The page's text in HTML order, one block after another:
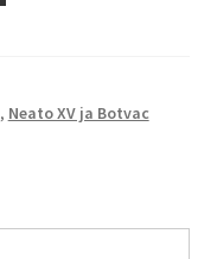
, Neato XV ja Botvac